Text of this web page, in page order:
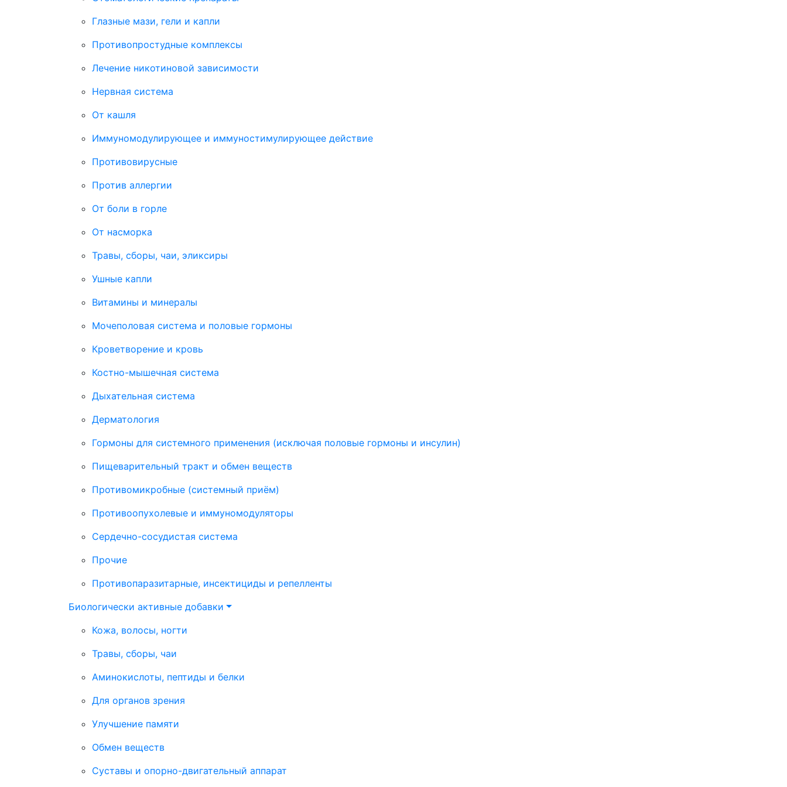
Глазные мази, гели и капли
Противопростудные комплексы
Лечение никотиновой зависимости
Нервная система
От кашля
Иммуномодулирующее и иммуностимулирующее действие
Противовирусные
Против аллергии
От боли в горле
От насморка
Травы, сборы, чаи, эликсиры
Ушные капли
Витамины и минералы
Мочеполовая система и половые гормоны
Кроветворение и кровь
Костно-мышечная система
Дыхательная система
Дерматология
Гормоны для системного применения (исключая половые гормоны и инсулин)
Пищеварительный тракт и обмен веществ
Противомикробные (системный приём)
Противоопухолевые и иммуномодуляторы
Сердечно-сосудистая система
Прочие
Противопаразитарные, инсектициды и репелленты
Биологически активные добавки
Кожа, волосы, ногти
Травы, сборы, чаи
Аминокислоты, пептиды и белки
Для органов зрения
Улучшение памяти
Обмен веществ
Суставы и опорно-двигательный аппарат